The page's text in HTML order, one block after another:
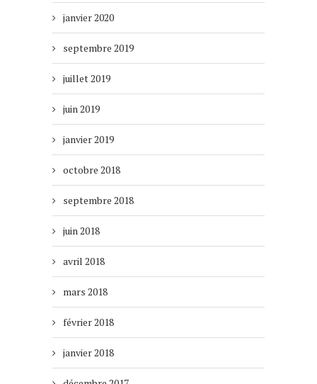
janvier 2020
septembre 2019
juillet 2019
juin 2019
janvier 2019
octobre 2018
septembre 2018
juin 2018
avril 2018
mars 2018
février 2018
janvier 2018